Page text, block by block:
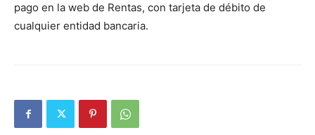
pago en la web de Rentas, con tarjeta de débito de
cualquier entidad bancaria.